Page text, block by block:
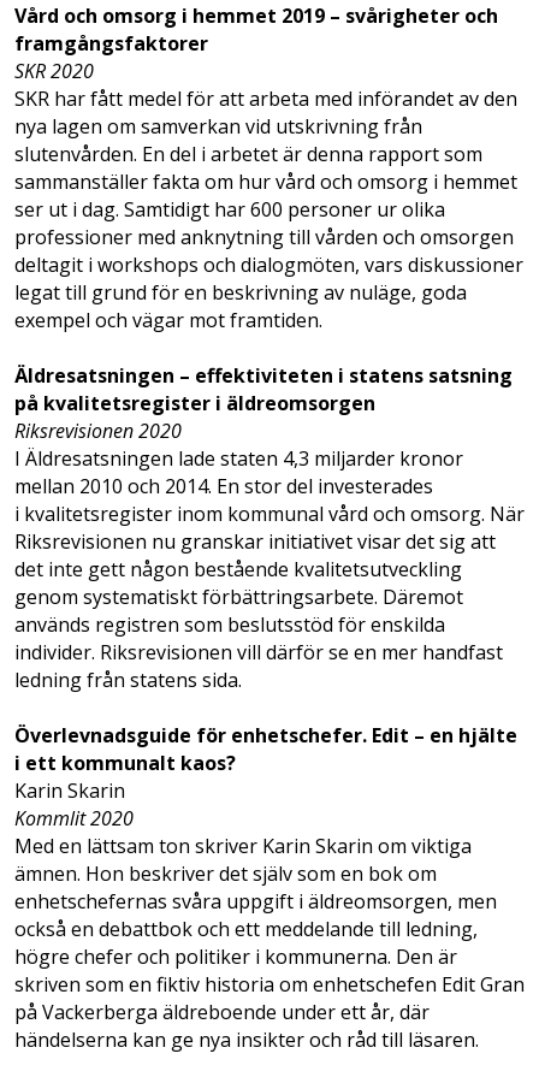
Vård och omsorg i hemmet 2019 – svårigheter och
framgångsfaktorer
SKR 2020
SKR har fått medel för att arbeta med införandet av den
nya lagen om samverkan vid utskrivning från
slutenvården. En del i arbetet är denna rapport som
sammanställer fakta om hur vård och omsorg i hemmet
ser ut i dag. Samtidigt har 600 personer ur olika
professioner med anknytning till vården och omsorgen
deltagit i workshops och dialogmöten, vars diskussioner
legat till grund för en beskrivning av nuläge, goda
exempel och vägar mot framtiden.
Äldresatsningen – effektiviteten i statens satsning
på kvalitetsregister i äldreomsorgen
Riksrevisionen 2020
I Äldresatsningen lade staten 4,3 miljarder kronor
mellan 2010 och 2014. En stor del investerades
i kvalitetsregister inom kommunal vård och omsorg. När
Riksrevisionen nu granskar initiativet visar det sig att
det inte gett någon bestående kvalitetsutveckling
genom systematiskt förbättringsarbete. Däremot
används registren som beslutsstöd för enskilda
individer. Riksrevisionen vill därför se en mer handfast
ledning från statens sida.
Överlevnadsguide för enhetschefer. Edit – en hjälte
i ett kommunalt kaos?
Karin Skarin
Kommlit 2020
Med en lättsam ton skriver Karin Skarin om viktiga
ämnen. Hon be­skriver det själv som en bok om
enhetschefernas svåra uppgift i äldreomsorgen, men
också en debattbok och ett meddelande till ledning,
högre chefer och politiker i kommunerna. Den är
skriven som en fiktiv historia om enhets­chefen Edit Gran
på Vackerberga äldreboende under ett år, där
händelserna kan ge nya insikter och råd till läsaren.